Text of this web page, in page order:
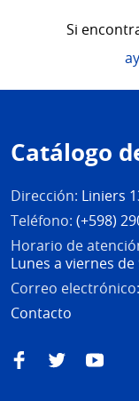
Si
de
página
Catálogo
Dirección: Liniers
Teléfono: (+598)
Horario de
Lunes a viernes de
Correo electrónico:
Contacto
FacebookTwitter